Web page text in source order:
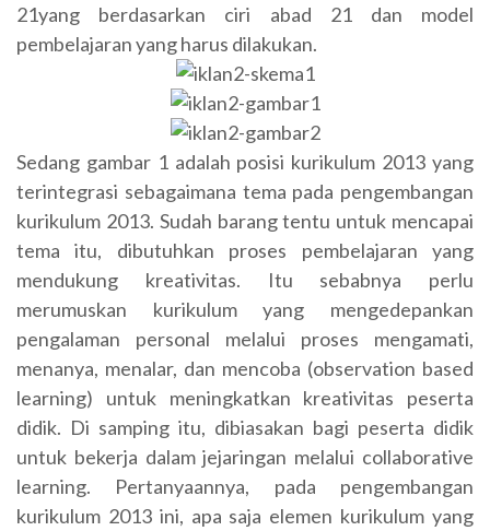
21yang berdasarkan ciri abad 21 dan model
pembelajaran yang harus dilakukan.
Sedang gambar 1 adalah posisi kurikulum 2013 yang
terintegrasi sebagaimana tema pada pengembangan
kurikulum 2013. Sudah barang tentu untuk mencapai
tema itu, dibutuhkan proses pembelajaran yang
mendukung kreativitas. Itu sebabnya perlu
merumuskan kurikulum yang mengedepankan
pengalaman personal melalui proses mengamati,
menanya, menalar, dan mencoba (observation based
learning) untuk meningkatkan kreativitas peserta
didik. Di samping itu, dibiasakan bagi peserta didik
untuk bekerja dalam jejaringan melalui collaborative
learning. Pertanyaannya, pada pengembangan
kurikulum 2013 ini, apa saja elemen kurikulum yang